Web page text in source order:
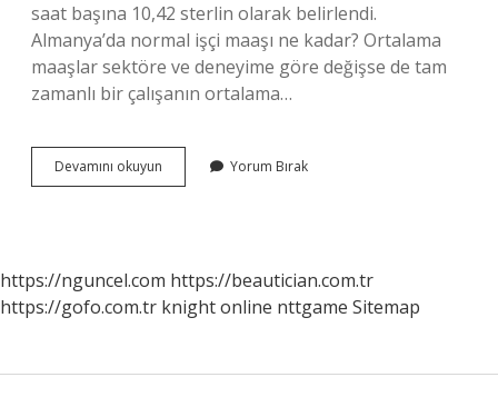
saat başına 10,42 sterlin olarak belirlendi.
Almanya’da normal işçi maaşı ne kadar? Ortalama
maaşlar sektöre ve deneyime göre değişse de tam
zamanlı bir çalışanın ortalama…
Devamını okuyun
Almanya
Yorum Bırak
https://nguncel.com https://beautician.com.tr
https://gofo.com.tr knight online nttgame Sitemap